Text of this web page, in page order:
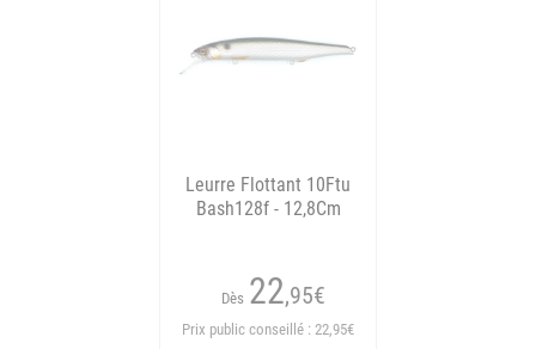
Leurre Flottant 10Ftu
Bash128f - 12,8Cm
Dès 22,95€
Prix public conseillé : 22,95€